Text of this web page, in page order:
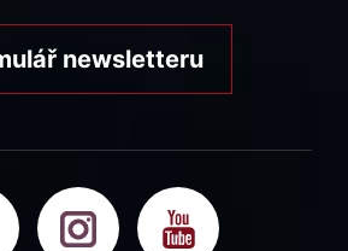
newsletteru